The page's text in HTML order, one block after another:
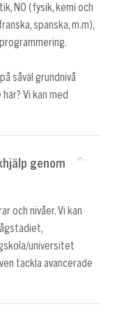
NO (fysik, kemi och
spanska, m.m),
såväl grundnivå
Vi kan med
genom
och nivåer. Vi kan
universitet
tackla avancerade